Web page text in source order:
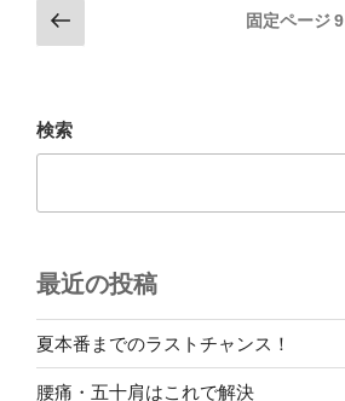
投
稿
ペ
ー
送
前
の
ジ
固定ページ9
検索
最近の投稿
夏本番までのラストチャンス！
腰痛・五十肩はこれで解決